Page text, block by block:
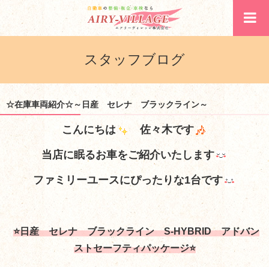
スタッフブログ
☆在庫車両紹介☆～日産 セレナ ブラックライン～
こんにちは 佐々木です
当店に眠るお車をご紹介いたします
ファミリーユースにぴったりな1台です
⭐日産 セレナ ブラックライン S-HYBRID アドバン
ストセーフティパッケージ⭐